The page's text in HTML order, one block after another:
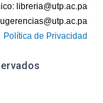
libreria@utp.ac.pa
Política de Privacidad